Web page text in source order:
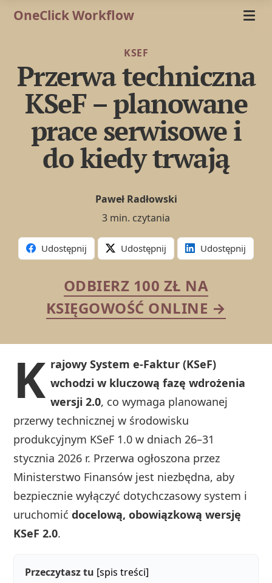
OneClick Workflow
KSEF
Przerwa techniczna
KSeF – planowane
prace serwisowe i
do kiedy trwają
Paweł Radłowski
3 min. czytania
Udostępnij Udostępnij Udostępnij
ODBIERZ 100 ZŁ NA
KSIĘGOWOŚĆ ONLINE →
K rajowy System e-Faktur (KSeF)
wchodzi w kluczową fazę wdrożenia
wersji 2.0, co wymaga planowanej
przerwy technicznej w środowisku
produkcyjnym KSeF 1.0 w dniach 26–31
stycznia 2026 r. Przerwa ogłoszona przez
Ministerstwo Finansów jest niezbędna, aby
bezpiecznie wyłączyć dotychczasowy system i
uruchomićdocelową, obowiązkową wersję
KSeF 2.0.
Przeczytasz tu [spis treści]